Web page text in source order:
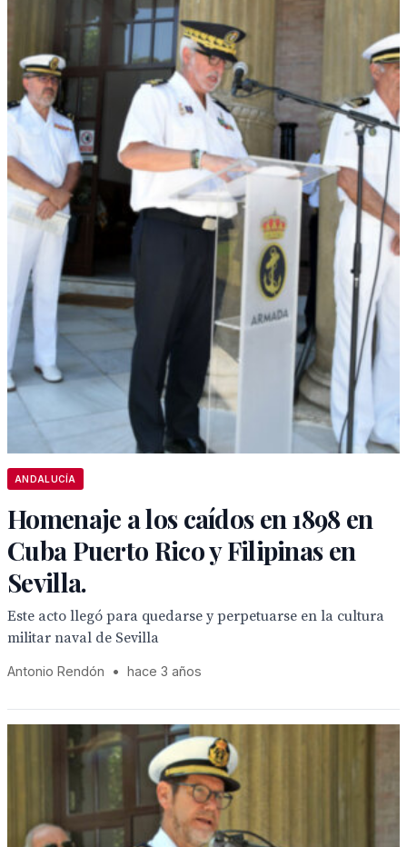
ANDALUCÍA
Homenaje a los caídos en 1898 en
Cuba Puerto Rico y Filipinas en
Sevilla.
Este acto llegó para quedarse y perpetuarse en la cultura
militar naval de Sevilla
Antonio Rendón • hace 3 años